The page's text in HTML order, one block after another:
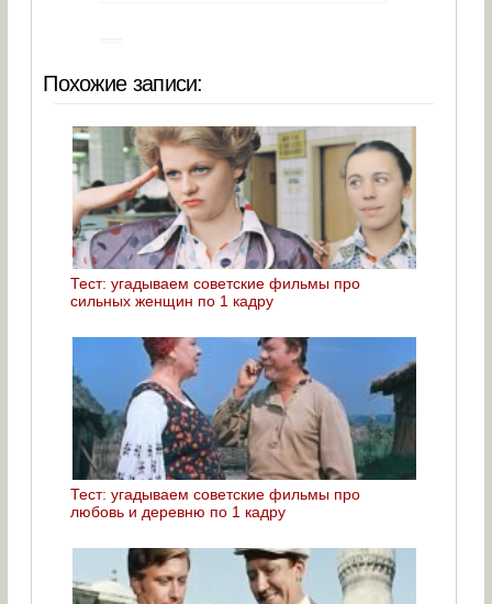
Похожие записи:
Тест: угадываем советские фильмы про
сильных женщин по 1 кадру
Тест: угадываем советские фильмы про
любовь и деревню по 1 кадру